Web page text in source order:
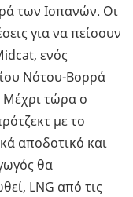
των Ισπανών. Οι
για να πείσουν
ενός
Νότου-Βορρά
Μέχρι τώρα ο
με το
αποδοτικό και
θα
LNG από τις